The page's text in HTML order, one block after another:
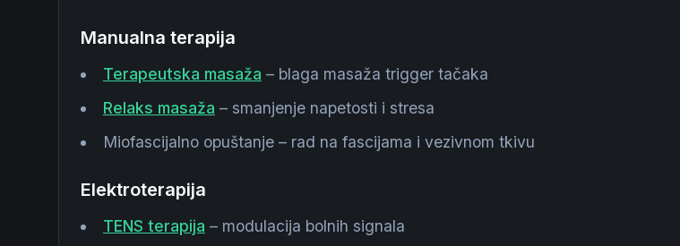
Manualna terapija
Terapeutska masaža – blaga masaža trigger tačaka
Relaks masaža – smanjenje napetosti i stresa
Miofascijalno opuštanje – rad na fascijama i vezivnom tkivu
Elektroterapija
TENS terapija – modulacija bolnih signala